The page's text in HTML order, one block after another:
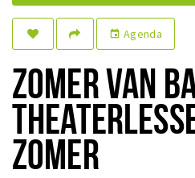
Recreation
Parking
Experience
Museum and theatre
event Agenda
ZOMER VAN
ZOMER